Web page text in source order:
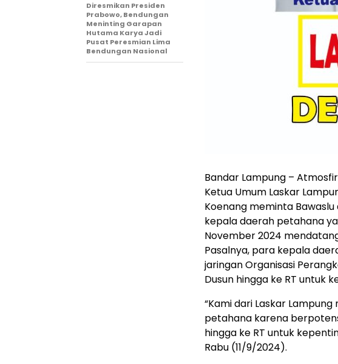
Bandar Lampung –
Ketua Umum Laskar
Koenang meminta
kepala daerah petahana
November 2024
Pasalnya, para kepala
jaringan Organisasi
Dusun hingga ke RT untuk
“Kami dari Laskar
petahana karena
hingga ke RT untuk
Rabu (11/9/2024).
Diresmikan Presiden
Prabowo, Bendungan
Meninting Garapan
Hutama Karya Jadi
Pusat Peresmian Lima
Bendungan Nasional